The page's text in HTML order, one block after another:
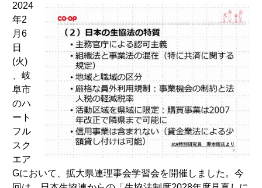
2024
年2
月6
日
(火)
、岐
阜市
のハ
ート
フル
スク
エア
Gにおいて、拡大県連理事会学習会を開催しました。今